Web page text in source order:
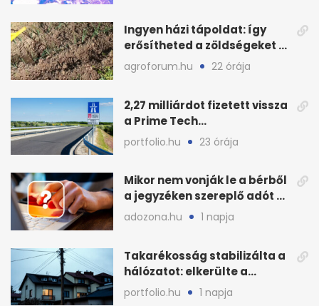
Ingyen házi tápoldat: így
erősítheted a zöldségeket a
hőhullám után
agroforum.hu 22 órája
2,27 milliárdot fizetett vissza
a Prime Tech
Magántőkealap az
államnak
portfolio.hu 23 órája
Mikor nem vonják le a bérből
a jegyzéken szereplő adót és
járulékot?
adozona.hu 1 napja
Takarékosság stabilizálta a
hálózatot: elkerülte a
sötétséget Magyarország
portfolio.hu 1 napja